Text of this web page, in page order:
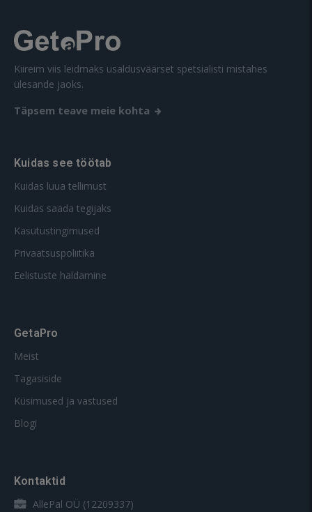
Kiireim viis leidmaks usaldusväärset spetsialisti mistahes
ülesande jaoks.
Täpsem teave meie kohta
Kuidas see töötab
Kuidas luua tellimust
Kuidas saada tegijaks
Kasutustingimused
Privaatsuspoliitika
Eelistuste haldamine
GetaPro
Meist
Tagasiside
Küsimused ja vastused
Blogi
Kontaktid
AllePal OÜ (12209337)